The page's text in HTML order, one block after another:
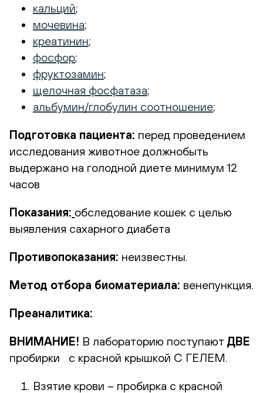
кальций;
мочевина;
креатинин;
фосфор;
фруктозамин;
щелочная фосфатаза;
альбумин/глобулин соотношение;
Подготовка пациента: перед проведением
исследования животное должнобыть
выдержано на голодной диете минимум 12
часов
Показания: обследование кошек с целью
выявления сахарного диабета
Противопоказания: неизвестны.
Метод отбора биоматериала: венепункция.
Преаналитика:
ВНИМАНИЕ! В лабораторию поступают ДВЕ
пробирки с красной крышкой С ГЕЛЕМ.
Взятие крови – пробирка с красной